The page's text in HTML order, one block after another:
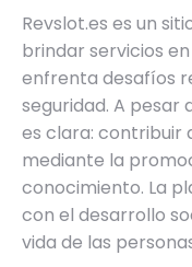
Revslot.es es un
brindar servicios
enfrenta desafíos
seguridad. A pesar
es clara: contribuir
mediante la
conocimiento. La
con el desarrollo
vida de las